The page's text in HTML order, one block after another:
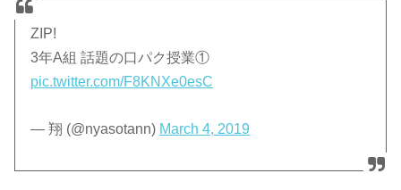
ZIP!
3年A組 話題の口パク授業①
pic.twitter.com/F8KNXe0esC
— 翔 (@nyasotann) March 4, 2019